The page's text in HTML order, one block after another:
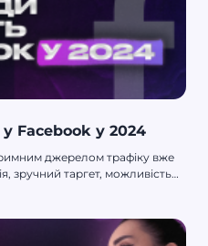
Facebook у 2024
джерелом трафіку вже
зручний таргет, можливість
якщо є перевірене